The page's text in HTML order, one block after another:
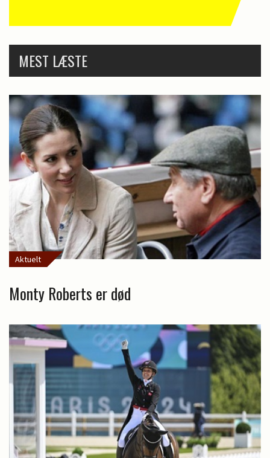
MEST LÆSTE
Aktuelt
Monty Roberts er død